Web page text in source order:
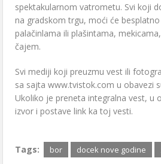
spektakularnom vatrometu. Svi koji
na gradskom trgu, moći će
palačinlama ili plašintama,
čajem.
Svi mediji koji preuzmu vest ili
sa sajta www.tvistok.com u obavezi
Ukoliko je preneta integralna vest, u
izvor i postave link ka toj vesti.
Tags: bor docek nove godine